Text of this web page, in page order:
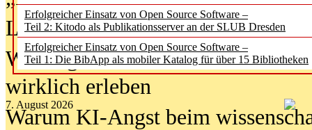
Erfolgreicher Einsatz von Open Source Software –
Teil 2: Kitodo als Publikationsserver an der SLUB Dresden
Erfolgreicher Einsatz von Open Source Software –
Teil 1: Die BibApp als mobiler Katalog für über 15 Bibliotheken
7. August 2026
Lesen als Infrastrukturaufgabe
Wie Jugendliche Social Media
wirklich erleben
Warum KI-Angst beim